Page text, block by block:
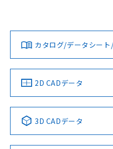
ダウンロードデータをご利用
みください。
ソフトウェアの使用条件
対応済み
中国 RoHS 注意事項・凡例
Pb Hg
カタログ/データシー
2D CADデータ
3D CADデータ